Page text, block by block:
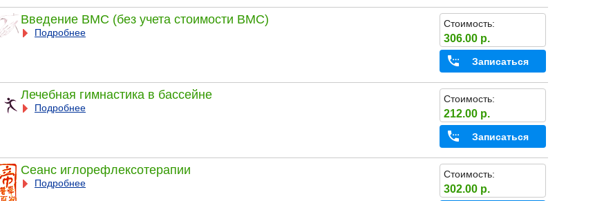
Введение ВМС (без учета стоимости ВМС)
Подробнее
Стоимость:
306.00 р.
Записаться
Лечебная гимнастика в бассейне
Подробнее
Стоимость:
212.00 р.
Записаться
Сеанс иглорефлексотерапии
Подробнее
Стоимость:
302.00 р.